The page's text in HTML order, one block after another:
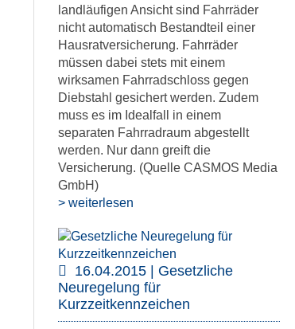
landläufigen Ansicht sind Fahrräder
nicht automatisch Bestandteil einer
Hausratversicherung. Fahrräder
müssen dabei stets mit einem
wirksamen Fahrradschloss gegen
Diebstahl gesichert werden. Zudem
muss es im Idealfall in einem
separaten Fahrradraum abgestellt
werden. Nur dann greift die
Versicherung. (Quelle CASMOS Media
GmbH)
> weiterlesen
16.04.2015 | Gesetzliche
Neuregelung für
Kurzzeitkennzeichen